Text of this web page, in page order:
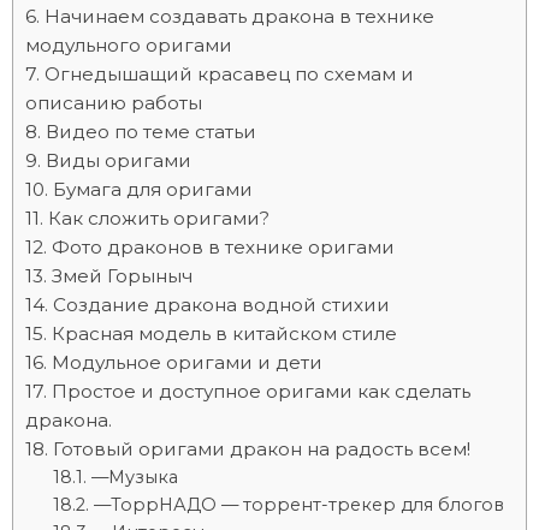
Начинаем создавать дракона в технике
модульного оригами
Огнедышащий красавец по схемам и
описанию работы
Видео по теме статьи
Виды оригами
Бумага для оригами
Как сложить оригами?
Фото драконов в технике оригами
Змей Горыныч
Создание дракона водной стихии
Красная модель в китайском стиле
Модульное оригами и дети
Простое и доступное оригами как сделать
дракона.
Готовый оригами дракон на радость всем!
—Музыка
—ТоррНАДО — торрент-трекер для блогов